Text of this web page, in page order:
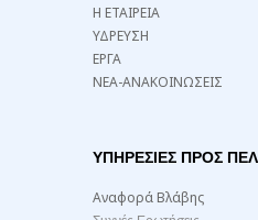
Η ΕΤΑΙΡΕΙΑ
ΥΔΡΕΥΣΗ
ΕΡΓΑ
ΝΕΑ-ΑΝΑΚΟΙΝΩΣΕΙΣ
ΥΠΗΡΕΣΙΕΣ ΠΡΟΣ
Αναφορά Βλάβης